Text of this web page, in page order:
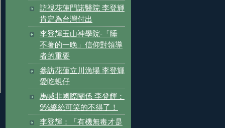
訪視花蓮門諾醫院 李登輝
肯定為台灣付出
李登輝玉山神學院-「睡
不著的一晚」信仰對領導
者的重要
參訪花蓮立川漁場 李登輝
愛吃蜆仔
馬喊非國際關係 李登輝：
9%總統可笑的不得了！
李登輝：「有機無毒才是